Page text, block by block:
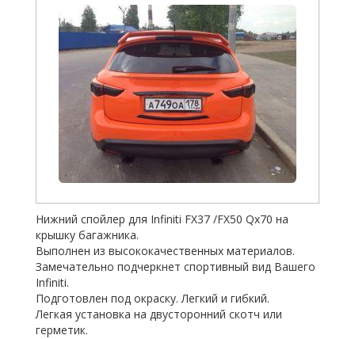
Нижний спойлер для Infiniti FX37 /FX50 Qx70 на
крышку багажника.
Выполнен из высококачественных материалов.
Замечательно подчеркнет спортивный вид Вашего
Infiniti.
Подготовлен под окраску. Легкий и гибкий.
Легкая установка на двусторонний скотч или
герметик.